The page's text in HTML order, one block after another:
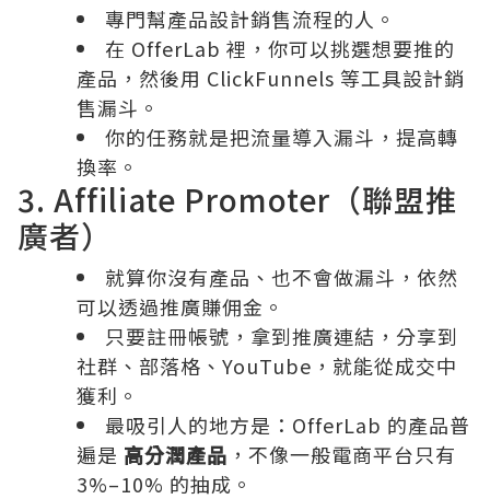
專門幫產品設計銷售流程的人。
在 OfferLab 裡，你可以挑選想要推的
產品，然後用 ClickFunnels 等工具設計銷
售漏斗。
你的任務就是把流量導入漏斗，提高轉
換率。
3. Affiliate Promoter（聯盟推
廣者）
就算你沒有產品、也不會做漏斗，依然
可以透過推廣賺佣金。
只要註冊帳號，拿到推廣連結，分享到
社群、部落格、YouTube，就能從成交中
獲利。
最吸引人的地方是：OfferLab 的產品普
遍是 高分潤產品 ，不像一般電商平台只有
3%–10% 的抽成。